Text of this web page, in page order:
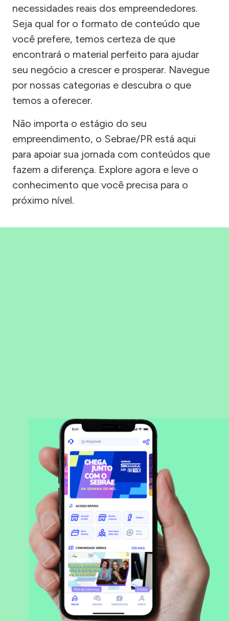
necessidades reais dos empreendedores.
Seja qual for o formato de conteúdo que
você prefere, temos certeza de que
encontrará o material perfeito para ajudar
seu negócio a crescer e prosperar. Navegue
por nossas categorias e descubra o que
temos a oferecer.
Não importa o estágio do seu
empreendimento, o Sebrae/PR está aqui
para apoiar sua jornada com conteúdos que
fazem a diferença. Explore agora e leve o
conhecimento que você precisa para o
próximo nível.